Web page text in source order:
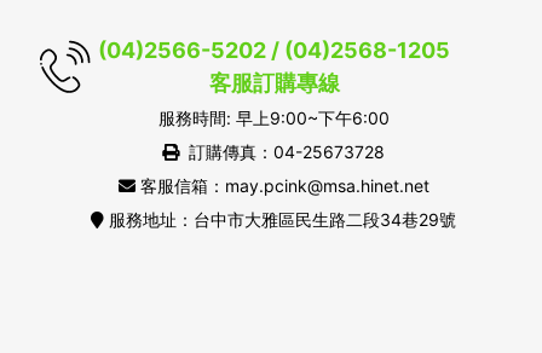
(04)2566-5202 / (04)2568-1205
客服訂購專線
服務時間: 早上9:00~下午6:00
訂購傳真：04-25673728
客服信箱：may.pcink@msa.hinet.net
服務地址：台中市大雅區民生路二段34巷29號